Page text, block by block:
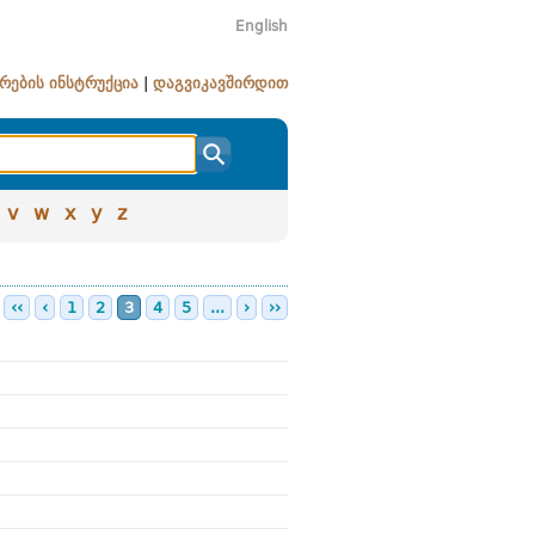
English
ინსტრუქცია დაგვიკავშირდით
v w x y z
‹‹ ‹ 1 2 3 4 5 ... › ››